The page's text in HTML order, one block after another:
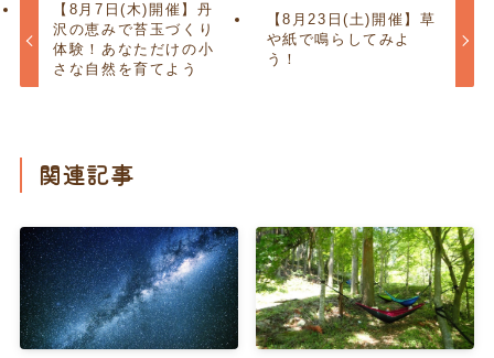
【8月7日(木)開催】丹
沢の恵みで苔玉づくり
体験！あなただけの小
さな自然を育てよう
【8月23日(土)開催】草
や紙で鳴らしてみよ
う！
関連記事